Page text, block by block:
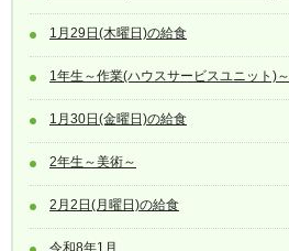
1月29日(木曜日)の給食
1年生～作業(ハウスサービスユニット)～
1月30日(金曜日)の給食
2年生～美術～
2月2日(月曜日)の給食